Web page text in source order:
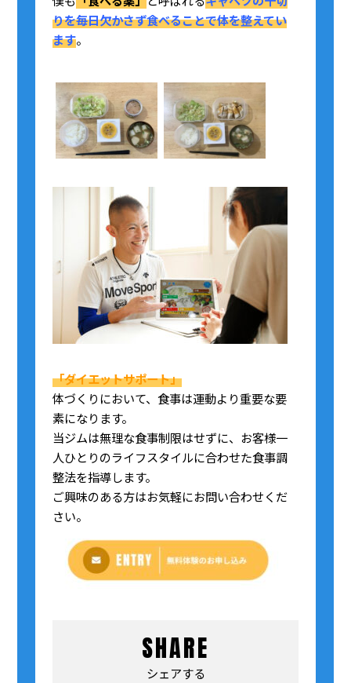
りを毎日欠かさず食べることで体を整えてい
ます。
「ダイエットサポート」
体づくりにおいて、食事は運動より重要な要
素になります。
当ジムは無理な食事制限はせずに、お客様一
人ひとりのライフスタイルに合わせた食事調
整法を指導します。
ご興味のある方はお気軽にお問い合わせくだ
さい。
SHARE
シェアする